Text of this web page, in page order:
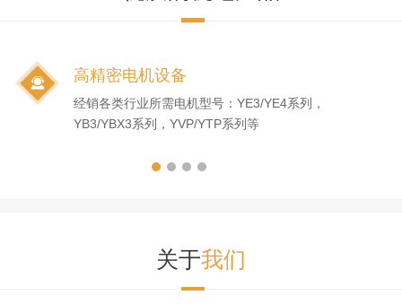
高精密电机设备
经销各类行业所需电机型号：YE3/YE4系列，
YB3/YBX3系列，YVP/YTP系列等
关于我们